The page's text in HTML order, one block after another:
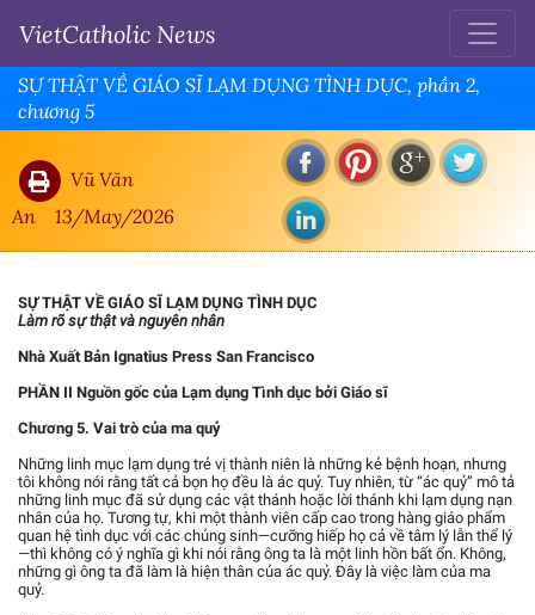
VietCatholic News
SỰ THẬT VỀ GIÁO SĨ LẠM DỤNG TÌNH DỤC, phần 2,
chương 5
Vũ Văn
An
13/May/2026
SỰ THẬT VỀ GIÁO SĨ LẠM DỤNG TÌNH DỤC
Làm rõ sự thật và nguyên nhân
Nhà Xuất Bản Ignatius Press San Francisco
PHẦN II Nguồn gốc của Lạm dụng Tình dục bởi Giáo sĩ
Chương 5. Vai trò của ma quỷ
Những linh mục lạm dụng trẻ vị thành niên là những kẻ bệnh hoạn, nhưng
tôi không nói rằng tất cả bọn họ đều là ác quỷ. Tuy nhiên, từ “ác quỷ” mô tả
những linh mục đã sử dụng các vật thánh hoặc lời thánh khi lạm dụng nạn
nhân của họ. Tương tự, khi một thành viên cấp cao trong hàng giáo phẩm
quan hệ tình dục với các chủng sinh—cưỡng hiếp họ cả về tâm lý lẫn thể lý
—thì không có ý nghĩa gì khi nói rằng ông ta là một linh hồn bất ổn. Không,
những gì ông ta đã làm là hiện thân của ác quỷ. Đây là việc làm của ma
quỷ.